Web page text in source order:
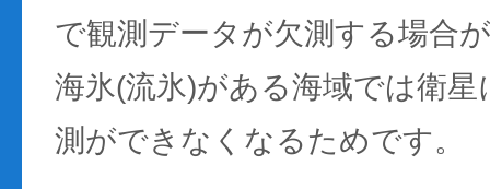
で観測データが欠測する場合
海氷(流氷)がある海域では衛
測ができなくなるためです。